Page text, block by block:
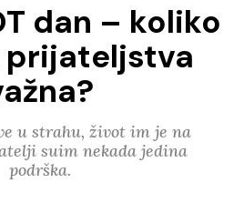
dan – koliko
prijateljstva
u strahu, život im je na
suim nekada jedina
podrška.